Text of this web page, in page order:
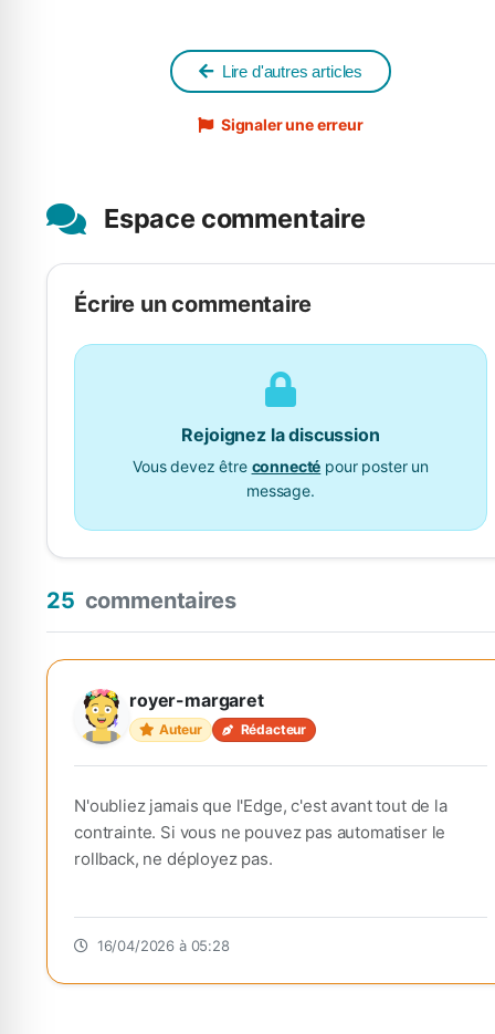
Lire d'autres articles
Signaler une erreur
Espace commentaire
Écrire un commentaire
Rejoignez la discussion
Vous devez être connecté pour poster un
message.
25 commentaires
royer-margaret
Auteur Rédacteur
N'oubliez jamais que l'Edge, c'est avant tout de la
contrainte. Si vous ne pouvez pas automatiser le
rollback, ne déployez pas.
16/04/2026 à 05:28